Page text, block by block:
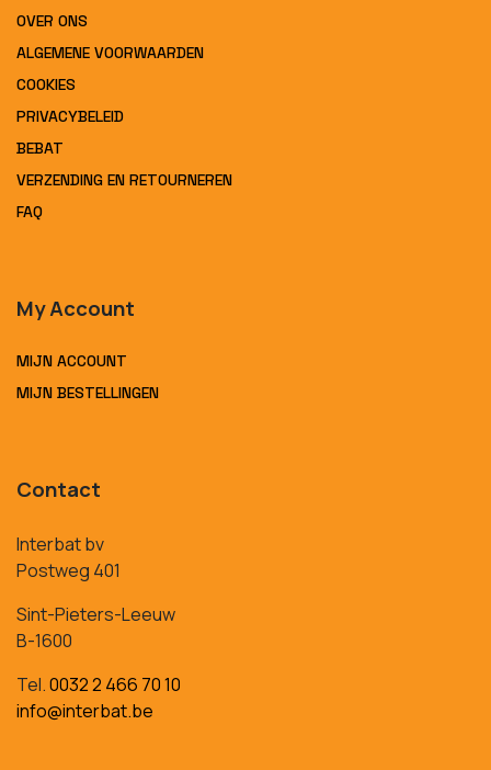
OVER ONS
ALGEMENE VOORWAARDEN
COOKIES
PRIVACYBELEID
BEBAT
VERZENDING EN RETOURNEREN
FAQ
My Account
MIJN ACCOUNT
MIJN BESTELLINGEN
Contact
Interbat bv
Postweg 401
Sint-Pieters-Leeuw
B-1600
Tel.0032 2 466 70 10
info@interbat.be